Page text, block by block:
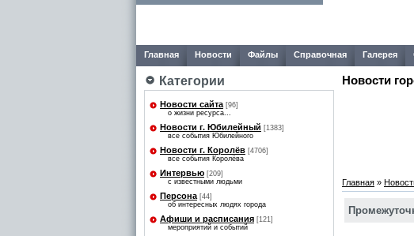
Главная Новости Файлы Справочная Галерея
Категории
Новости сайта [96]
о жизни ресурса...
Новости г. Юбилейный [1383]
все события Юбилейного
Новости г. Королёв [4706]
все события Королёва
Интервью [209]
с известными людьми
Персона [44]
об интересных людях города
Афиши и расписания [121]
мероприятий и событий
Новости
Главная »